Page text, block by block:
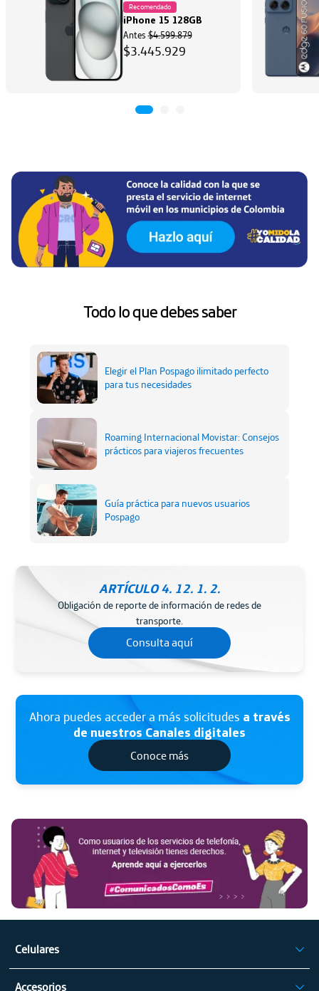
Recomendado
iPhone 15 128GB
Antes$4.599.879
$3.445.929
Todo lo que debes saber
Elegir el Plan Pospago ilimitado perfecto
para tus necesidades
Roaming Internacional Movistar: Consejos
prácticos para viajeros frecuentes
Guía práctica para nuevos usuarios
Pospago
ARTÍCULO 4. 12. 1. 2.
Obligación de reporte de información de redes de
transporte.
Consulta aquí
Ahora puedes acceder a más solicitudes a través
de nuestros Canales digitales
Conoce más
Celulares
iPhone
Accesorios